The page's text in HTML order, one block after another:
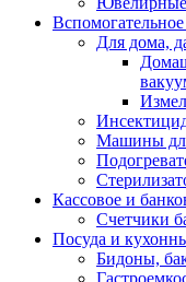
Для дома,
Машины
Кассовое и
Счетчики
Посуда и
Бидоны,